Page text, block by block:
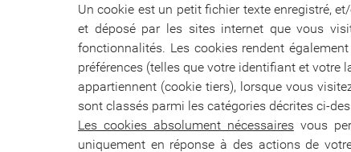
Un cookie est un petit fichier texte enregistré,
et déposé par les sites internet que vous
fonctionnalités. Les cookies rendent
préférences (telles que votre identifiant et votre
appartiennent (cookie tiers), lorsque vous
sont classés parmi les catégories décrites ci-
Les cookies absolument nécessairesvous
uniquement en réponse à des actions de